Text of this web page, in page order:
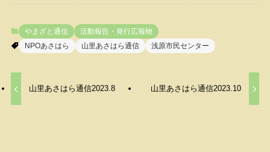
やまざと通信
活動報告・発行広報物
NPOあさはら
山里あさはら通信 浅原市民センター
山里あさはら通信2023.8 山里あさはら通信2023.10